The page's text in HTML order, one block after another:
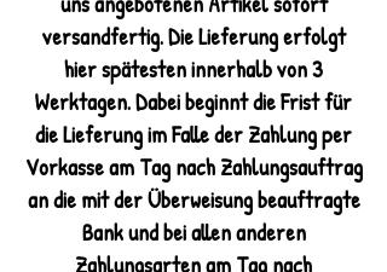
versandfertig. Die Lieferung erfolgt
hier spätesten innerhalb von 3
Werktagen. Dabei beginnt die Frist für
die Lieferung im Falle der Zahlung per
Vorkasse am Tag nach Zahlungsauftrag
an die mit der Überweisung beauftragte
Bank und bei allen anderen
Zahlungsarten am Tag nach